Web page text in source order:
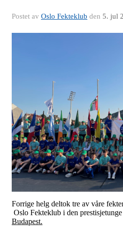
Postet av Oslo Fekteklub den 5. jul
Forrige helg deltok tre av våre
Oslo Fekteklub i den
Budapest.